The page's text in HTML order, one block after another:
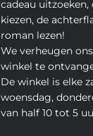
cadeau uitzoeken,
kiezen, de
roman lezen!
We verheugen
winkel te
De winkel is elke
woensdag,
van half 10 tot 5